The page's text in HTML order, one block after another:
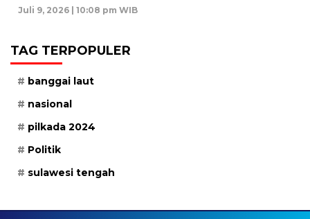
Juli 9, 2026 | 10:08 pm WIB
TAG TERPOPULER
banggai laut
nasional
pilkada 2024
Politik
sulawesi tengah